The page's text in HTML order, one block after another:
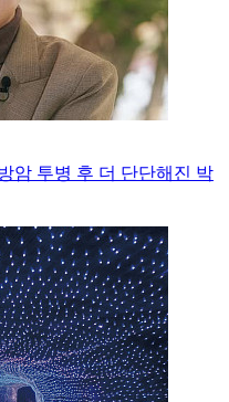
암 투병 후 더 단단해진 박